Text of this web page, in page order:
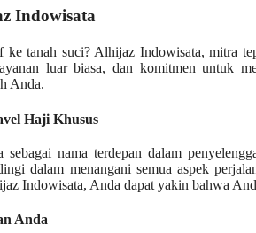
Indowisata
tanah suci? Alhijaz Indowisata, mitra
luar biasa, dan komitmen untuk
Anda.
Haji Khusus
nama terdepan dalam
dalam menangani semua aspek
Indowisata, Anda dapat yakin bahwa
Anda